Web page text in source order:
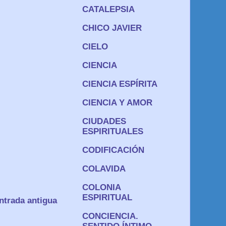
antigua
CATALEPSIA
CHICO JAVIER
CIELO
CIENCIA
CIENCIA ESPÍRITA
CIENCIA Y AMOR
CIUDADES
ESPIRITUALES
CODIFICACIÓN
COLAVIDA
COLONIA
ESPIRITUAL
CONCIENCIA.